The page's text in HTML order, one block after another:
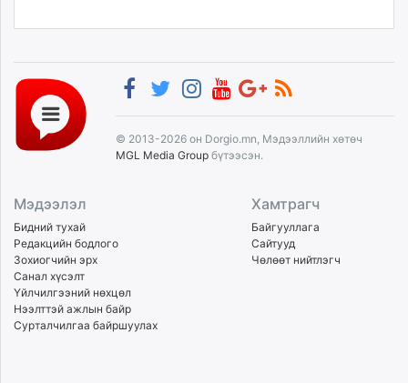
© 2013-2026 он Dorgio.mn, Мэдээллийн хөтөч
MGL Media Group бүтээсэн.
Мэдээлэл
Бидний тухай
Редакцийн бодлого
Зохиогчийн эрх
Санал хүсэлт
Үйлчилгээний нөхцөл
Нээлттэй ажлын байр
Сурталчилгаа байршуулах
Хамтрагч
Байгууллага
Сайтууд
Чөлөөт нийтлэгч